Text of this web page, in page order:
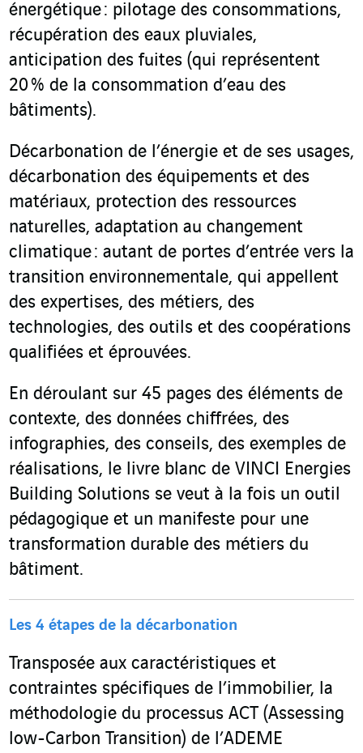
énergétique : pilotage des consommations,
récupération des eaux pluviales,
anticipation des fuites (qui représentent
20 % de la consommation d’eau des
bâtiments).
Décarbonation de l’énergie et de ses usages,
décarbonation des équipements et des
matériaux, protection des ressources
naturelles, adaptation au changement
climatique : autant de portes d’entrée vers la
transition environnementale, qui appellent
des expertises, des métiers, des
technologies, des outils et des coopérations
qualifiées et éprouvées.
En déroulant sur 45 pages des éléments de
contexte, des données chiffrées, des
infographies, des conseils, des exemples de
réalisations, le livre blanc de VINCI Energies
Building Solutions se veut à la fois un outil
pédagogique et un manifeste pour une
transformation durable des métiers du
bâtiment.
Les 4 étapes de la décarbonation
Transposée aux caractéristiques et
contraintes spécifiques de l’immobilier, la
méthodologie du processus ACT (Assessing
low-Carbon Transition) de l’ADEME